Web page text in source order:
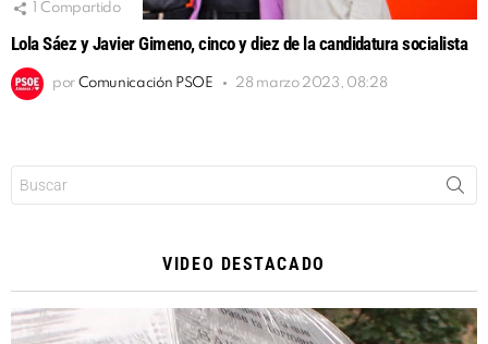
Compartido
Lola Sáez y Javier Gimeno, cinco y diez de la candidatura socialista
por Comunicación PSOE 28 marzo 2023, 08:28
VIDEO DESTACADO
Reproductor
de